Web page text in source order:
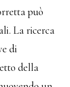
può
La ricerca
di
della